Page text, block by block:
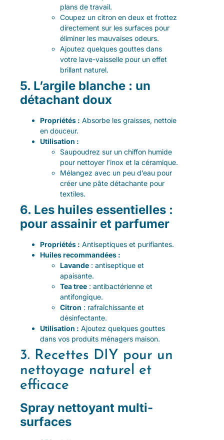
plans de travail.
Coupez un citron en deux et frottez
directement sur les surfaces pour
éliminer les mauvaises odeurs.
Ajoutez quelques gouttes dans
votre lave-vaisselle pour un effet
brillant naturel.
5. L’argile blanche : un
détachant doux
Propriétés : Absorbe les graisses, nettoie
en douceur.
Utilisation :
Saupoudrez sur un chiffon humide
pour nettoyer l’inox et la céramique.
Mélangez avec un peu d’eau pour
créer une pâte détachante pour
textiles.
6. Les huiles essentielles :
pour assainir et parfumer
Propriétés : Antiseptiques et purifiantes.
Huiles recommandées :
Lavande : antiseptique et
apaisante.
Tea tree : antibactérienne et
antifongique.
Citron : rafraîchissante et
désinfectante.
Utilisation : Ajoutez quelques gouttes
dans vos produits ménagers maison.
3. Recettes DIY pour un
nettoyage naturel et
efficace
Spray nettoyant multi-
surfaces